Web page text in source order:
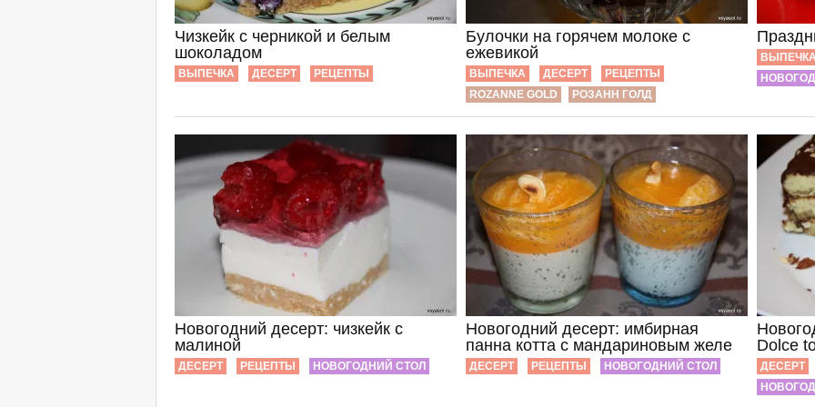
Чизкейк с черникой и белым
шоколадом
ВЫПЕЧКА ДЕСЕРТ РЕЦЕПТЫ
Булочки на горячем молоке с
ежевикой
ВЫПЕЧКА ДЕСЕРТ
РЕЦЕПТЫ
ROZANNE GOLD
РОЗАНН ГОЛД
Новогодний десерт: чизкейк с
малиной
ДЕСЕРТ РЕЦЕПТЫ НОВОГОДНИЙ СТОЛ
Новогодний десерт: имбирная
панна котта с мандариновым желе
ДЕСЕРТ РЕЦЕПТЫ НОВОГОДНИЙ СТОЛ
Dolce
ДЕСЕРТ